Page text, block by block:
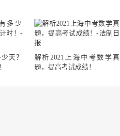
天？
解析2021上海中考数学真
题，提高考试成绩！